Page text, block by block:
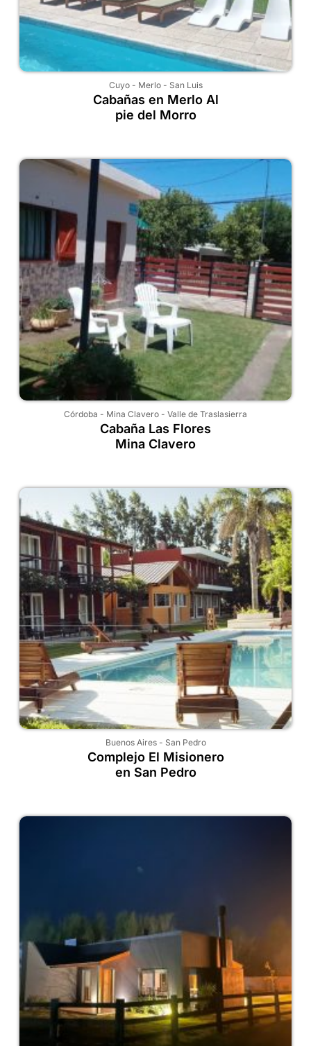
Cuyo- Merlo- San Luis
Cabañas en Merlo Al
pie del Morro
Córdoba - Mina Clavero - Valle de Traslasierra
Cabaña Las Flores
Mina Clavero
Buenos Aires- San Pedro
Complejo El Misionero
en San Pedro